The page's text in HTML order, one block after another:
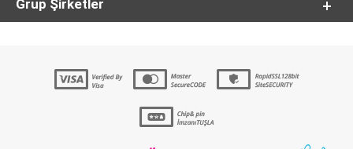
Grup Şirketler